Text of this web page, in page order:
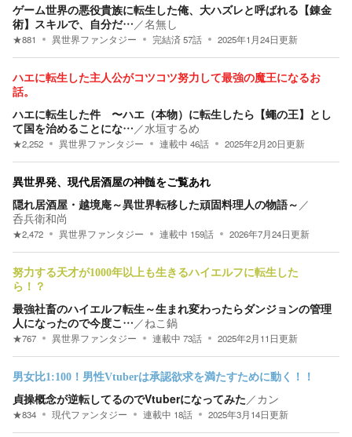
ゲーム世界の悪役貴族に転生した俺、大ハズレと呼ばれる【錬金
術】スキルで、自分だ… ／名無し
★881 異世界ファンタジー 完結済57話 2025年1月24日更新
ハエに転生した主人公がコツコツ努力して最強の魔王になるお
話。
ハエに転生した件 〜ハエ（本物）に転生したら【蠅の王】とし
て国を治めることにな… ／水垣するめ
★2,252 異世界ファンタジー 連載中 46話 2025年2月20日更新
異世界発、現代居酒屋の神髄をご覧あれ
隠れ居酒屋・越境庵～異世界転移した頑固料理人の物語～ ／
呑兵衛和尚
★2,472 異世界ファンタジー 連載中 159話 2026年7月24日更新
努力する天才が1000年以上も生きるハイエルフに転生した
ら！？
最強社畜のハイエルフ転生～生まれ変わったらダンジョンの管理
人になったので今度こ… ／ねこ鍋
★767 異世界ファンタジー 連載中 73話 2025年2月11日更新
男女比1:100！男性Vtuberは承認欲求を満たすために動く！！
貞操概念が逆転してるのでVtuberになってみた ／カン
★834 現代ファンタジー 連載中 18話 2025年3月14日更新